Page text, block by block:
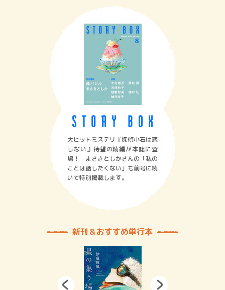
大ヒットミステリ『探偵小石は恋
しない』待望の続編が本誌に登
場！ まさきとしかさんの「私の
ことは話したくない」も前号に続
いて特別掲載します。
新刊＆おすすめ単行本